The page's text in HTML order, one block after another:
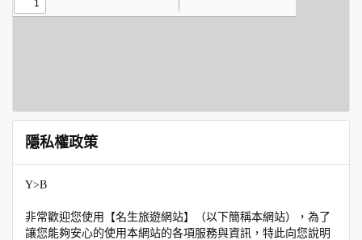
隱私權政策
Y>B
非常歡迎您使用【名生旅遊網站】（以下簡稱本網站），為了
讓您能夠安心的使用本網站的各項服務與資訊，特此向您說明